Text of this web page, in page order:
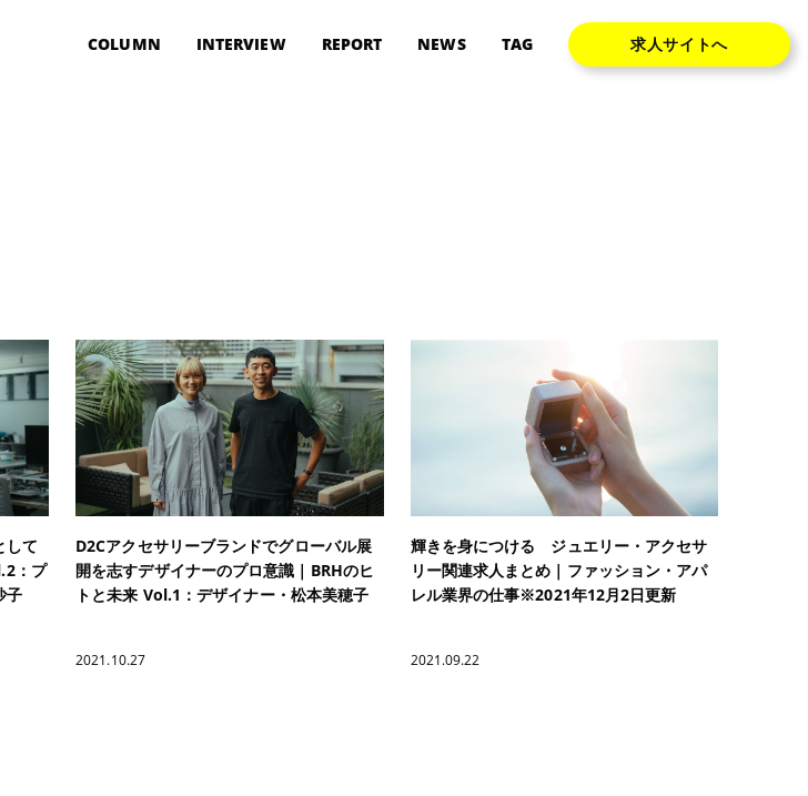
COLUMN INTERVIEW REPORT NEWS TAG 求人サイトへ
して
：プ
子
D2Cアクセサリーブランドでグローバル展
開を志すデザイナーのプロ意識｜BRHのヒ
トと未来 Vol.1：デザイナー・松本美穂子
2021.10.27
輝きを身につける ジュエリー・アクセサ
リー関連求人まとめ｜ファッション・アパ
レル業界の仕事※2021年12月2日更新
2021.09.22